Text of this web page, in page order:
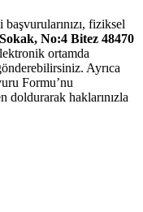
fiziksel
No:4 Bitez 48470
ortamda
Ayrıca
Formu’nu
doldurarak haklarınızla